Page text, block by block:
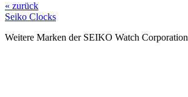
« zurück
Seiko Clocks
Weitere Marken der SEIKO Watch Corporation